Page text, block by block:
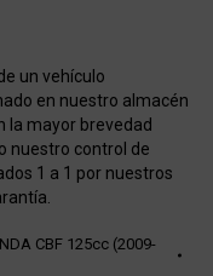
un vehículo
en nuestro almacén
la mayor brevedad
nuestro control de
1 a 1 por nuestros
CBF 125cc (2009-